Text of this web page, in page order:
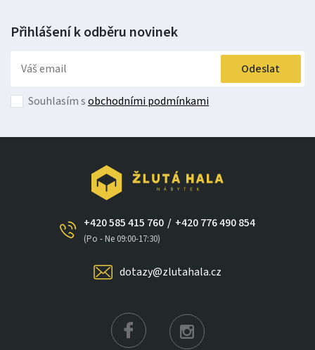
Přihlášení k odběru novinek
Odeslat
Souhlasím sobchodními podmínkami
+420 585 415 760
(Po - Ne 09:00-17:30)
/ +420 776 490 854
dotazy@zlutahala.cz